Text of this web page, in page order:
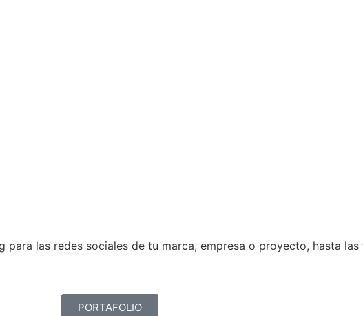
para las redes sociales de tu marca, empresa o proyecto, hasta
PORTAFOLIO